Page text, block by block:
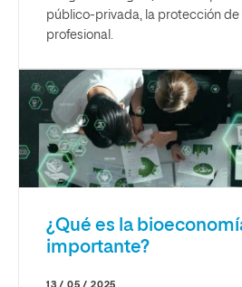
público-privada, la protección
profesional.
¿Qué es la
importante?
13 / 05 / 2025